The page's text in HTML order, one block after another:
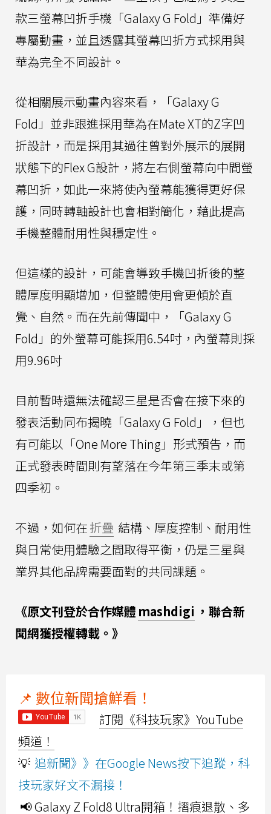
款三螢幕凹折手機「Galaxy G Fold」準備好
專屬動畫，並且透露其螢幕凹折方式採用與
華為完全不同設計。
從相關展示動畫內容來看，「Galaxy G
Fold」並非跟進採用華為在Mate XT的Z字凹
折設計，而是採用其過往曾對外展示的展開
狀態下的Flex G設計，將左右側螢幕向中間螢
幕凹折，如此一來將使內螢幕能獲得更好保
護，同時轉軸設計也會相對簡化，藉此提高
手機整體耐用性與穩定性。
但這樣的設計，可能會導致手機凹折後的整
體厚度明顯增加，但整體使用會更傾於直
覺、自然。而在先前傳聞中，「Galaxy G
Fold」的外螢幕可能採用6.54吋，內螢幕則採
用9.96吋
目前暫時還無法確認三星是否會在接下來的
發表活動同布揭曉「Galaxy G Fold」，但也
有可能以「One More Thing」形式預告，而
正式發表時間則有望落在今年第三季末或第
四季初。
不過，如何在折疊 結構、厚度控制、耐用性
與日常使用體驗之間取得平衡，仍是三星與
業界其他品牌需要面對的共同課題。
《原文刊登於合作媒體 mashdigi ，聯合新
聞網獲授權轉載。》
📌 數位新聞搶鮮看！
訂閱《科技玩家》YouTube
頻道！
💡 追新聞》》在Google News按下追蹤，科
技玩家好文不漏接！
📢 Galaxy Z Fold8 Ultra開箱！摺痕退散、多